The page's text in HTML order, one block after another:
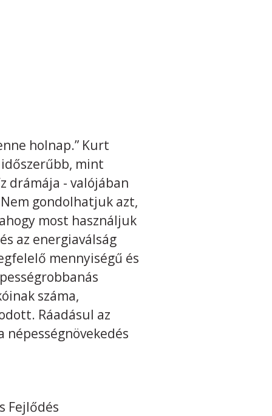
holnap.” Kurt
mint
drámája - valójában
gondolhatjuk azt,
most használjuk
az energiaválság
mennyiségű és
száma,
Ráadásul az
Fejlődés